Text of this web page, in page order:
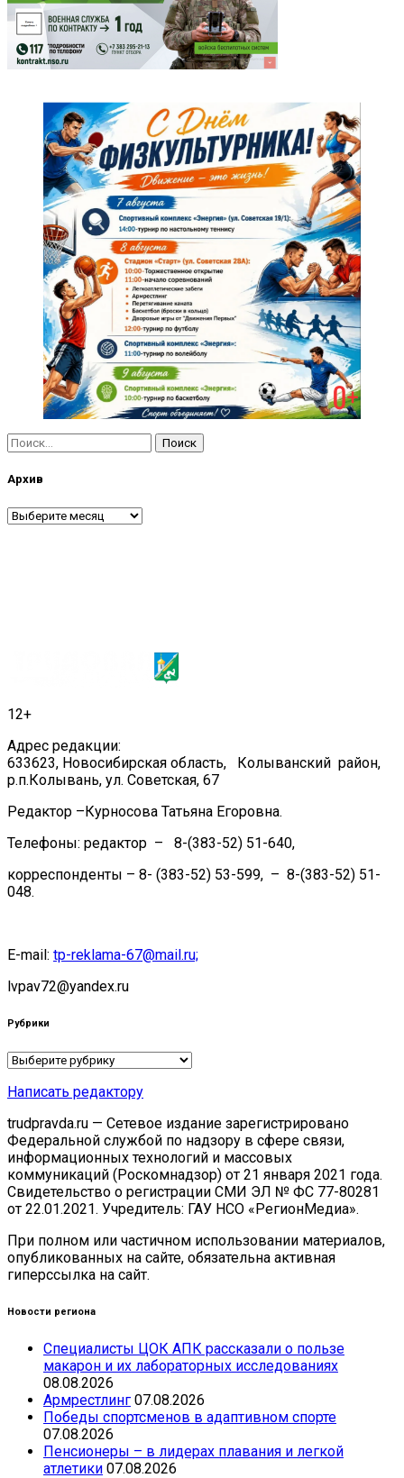
Найти:
Архив
Архив
12+
Адрес редакции:
633623, Новосибирская область, Колыванский район,
р.п.Колывань, ул. Советская, 67
Редактор –Курносова Татьяна Егоровна.
Телефоны: редактор – 8-(383-52) 51-640,
корреспонденты – 8- (383-52) 53-599, – 8-(383-52) 51-
048.
E-mail: tp-reklama-67@mail.ru;
lvpav72@yandex.ru
Рубрики
Рубрики
Написать редактору
trudpravda.ru — Сетевое издание зарегистрировано
Федеральной службой по надзору в сфере связи,
информационных технологий и массовых
коммуникаций (Роскомнадзор) от 21 января 2021 года.
Свидетельство о регистрации СМИ ЭЛ № ФС 77-80281
от 22.01.2021. Учредитель: ГАУ НСО «РегионМедиа».
При полном или частичном использовании материалов,
опубликованных на сайте, обязательна активная
гиперссылка на сайт.
Новости региона
Специалисты ЦОК АПК рассказали о пользе
макарон и их лабораторных исследованиях
08.08.2026
Армрестлинг 07.08.2026
Победы спортсменов в адаптивном спорте
07.08.2026
Пенсионеры – в лидерах плавания и легкой
атлетики 07.08.2026